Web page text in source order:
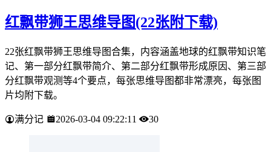
红飘带狮王思维导图(22张附下载)
22张红飘带狮王思维导图合集，内容涵盖地球的红飘带知识笔
记、第一部分红飘带简介、第二部分红飘带形成原因、第三部
分红飘带观测等4个要点，每张思维导图都非常漂亮，每张图
片均附下载。
满分记 2026-03-04 09:22:11 30